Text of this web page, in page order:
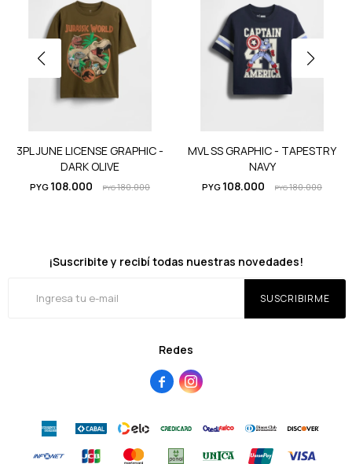
3PL JUNE LICENSE GRAPHIC -
DARK OLIVE
PYG 108.000 PYG180.000
MVL SS GRAPHIC - TAPESTRY
NAVY
PYG 108.000 PYG180.000
Redes
 
¡Suscribite y recibí todas nuestras novedades!
SUSCRIBIRME